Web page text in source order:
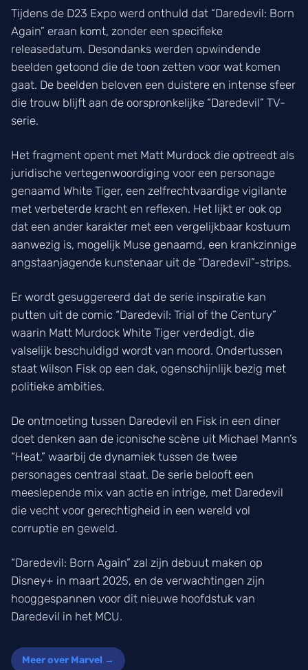
Tijdens de D23 Expo werd onthuld dat “Daredevil: Born
Again” eraan komt, zonder een specifieke
releasedatum. Desondanks werden opwindende
beelden getoond die de toon zetten voor wat komen
gaat. De beelden beloven een duistere en intense sfeer
die trouw blijft aan de oorspronkelijke “Daredevil” TV-
serie.
Het fragment opent met Matt Murdock die optreedt als
juridische vertegenwoordiging voor een personage
genaamd White Tiger, een zelfrechtvaardige vigilante
met verbeterde kracht en reflexen. Het lijkt er ook op
dat een ander karakter met een vergelijkbaar kostuum
aanwezig is, mogelijk Muse genaamd, een krankzinnige
angstaanjagende kunstenaar uit de “Daredevil”-strips.
Er wordt gesuggereerd dat de serie inspiratie kan
putten uit de comic “Daredevil: Trial of the Century”
waarin Matt Murdock White Tiger verdedigt, die
valselijk beschuldigd wordt van moord. Ondertussen
staat Wilson Fisk op een dak, ogenschijnlijk bezig met
politieke ambities.
De ontmoeting tussen Daredevil en Fisk in een diner
doet denken aan de iconische scène uit Michael Mann’s
“Heat,” waarbij de dynamiek tussen de twee
personages centraal staat. De serie belooft een
meeslepende mix van actie en intrige, met Daredevil
die vecht voor gerechtigheid in een wereld vol
corruptie en geweld.
“Daredevil: Born Again” zal zijn debuut maken op
Disney+ in maart 2025, en de verwachtingen zijn
hooggespannen voor dit nieuwe hoofdstuk van
Daredevil in het MCU.
Meer over Marvel →